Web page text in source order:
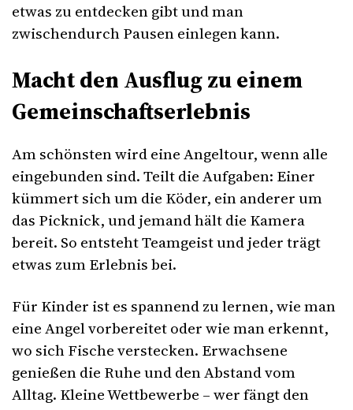
etwas zu entdecken gibt und man
zwischendurch Pausen einlegen kann.
Macht den Ausflug zu einem
Gemeinschaftserlebnis
Am schönsten wird eine Angeltour, wenn alle
eingebunden sind. Teilt die Aufgaben: Einer
kümmert sich um die Köder, ein anderer um
das Picknick, und jemand hält die Kamera
bereit. So entsteht Teamgeist und jeder trägt
etwas zum Erlebnis bei.
Für Kinder ist es spannend zu lernen, wie man
eine Angel vorbereitet oder wie man erkennt,
wo sich Fische verstecken. Erwachsene
genießen die Ruhe und den Abstand vom
Alltag. Kleine Wettbewerbe – wer fängt den